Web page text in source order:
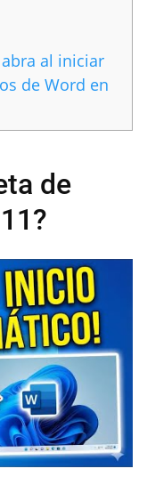
al iniciar
de Word en
de